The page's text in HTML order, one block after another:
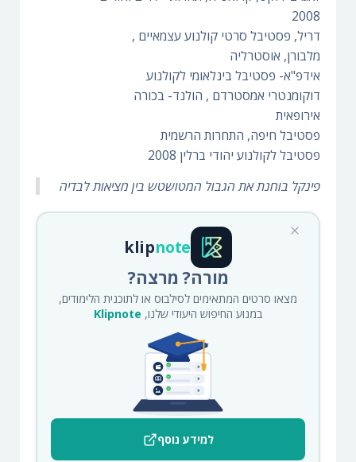
2008
דריל, פסטיבל סרטי קולנוע עצמאיים ,
מלבורן, אוסטרליה
אידפ"א- פסטיבל בינלאומי לקולנוע
דוקומנטרי אמסטרדם , הולנד- בכורה
אירופאית
פסטיבל חיפה, התחרות הרשמית
פסטיבל לקולנוע יהודי ברלין 2008
פינקל בוחנת את הגבול המטושטש בין מציאות לבדיה
klipnote
מורה? מרצה?
מצאו סרטים המתאימים לסילבוס או לתוכנית הלימודים,
במנוע החיפוש היעודי שלנו, Klipnote
למידע נוסף